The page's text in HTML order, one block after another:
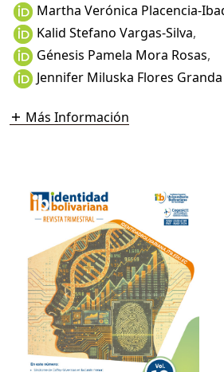
Martha Verónica Placencia-
Kalid Stefano Vargas-Silva,
Génesis Pamela Mora Rosas,
Jennifer Miluska Flores Granda
Más Información